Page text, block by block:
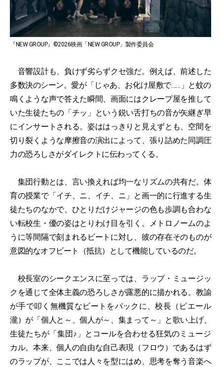
『NEW GROUP』©2026映画「NEW GROUP」製作委員会
音響設計も、負けず劣らずクセ強だ。例えば、前述した
多数決のシーン。愛が「じゃあ、お化け屋敷で……」と蚊の
鳴くような声で答えた瞬間、画面にはクレープ屋を推して
いた生徒たちの「チッ」という鋭い舌打ちの音が矢継ぎ早
にインサートされる。姿ははっきりと見えずとも、空間を
切り裂くような摩擦音の演出によって、張り詰めた同調圧
力の恐ろしさがダイレクトに伝わってくる。
集団行動とは、言い換えれば均一なリズムの共有だ。体
育の授業で「イチ、ニ、イチ、ニ」と画一的に行進する生
徒たちのなかで、ひとりだけジャージの色も歩調も合わな
い転校生・優の姿はとりわけ目を引く。メトロノームのよ
うに等間隔で刻まれるビートに対し、彼の存在そのものが
意図的なオフビート（抵抗）として機能しているのだ。
校長室のシークエンスに至っては、ラップ・ミュージッ
クを通じて全体主義の恐ろしさが露悪的に描かれる。教諭
が手で叩く無機質なビートをバックに、校長（ピエール
瀧）が「個人と～、個人が～、集まって～」と歌い上げ、
生徒たちが「集団♪」とコールを合わせる狂気のミュージ
カル。本来、個人の自由な自己表現（フロウ）であるはず
のラップが、ここでは人々を型にはめ、思考を奪う音楽へ